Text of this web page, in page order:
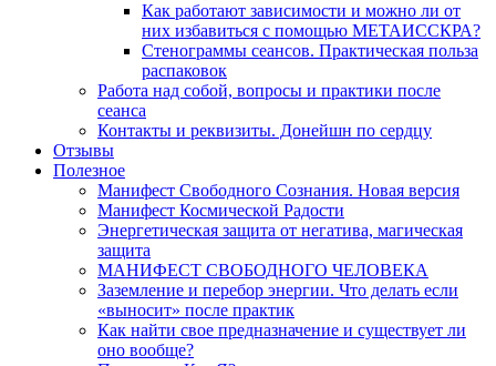
Как работают зависимости и можно ли от
них избавиться с помощью МЕТАИССКРА?
Стенограммы сеансов. Практическая польза
распаковок
Работа над собой, вопросы и практики после
сеанса
Контакты и реквизиты. Донейшн по сердцу
Отзывы
Полезное
Манифест Свободного Сознания. Новая версия
Манифест Космической Радости
Энергетическая защита от негатива, магическая
защита
МАНИФЕСТ СВОБОДНОГО ЧЕЛОВЕКА
Заземление и перебор энергии. Что делать если
«выносит» после практик
Как найти свое предназначение и существует ли
оно вообще?